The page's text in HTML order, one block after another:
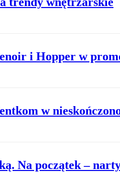
i Hopper w
w
Na początek –